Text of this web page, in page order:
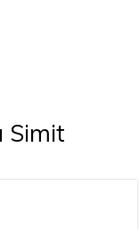
Simit